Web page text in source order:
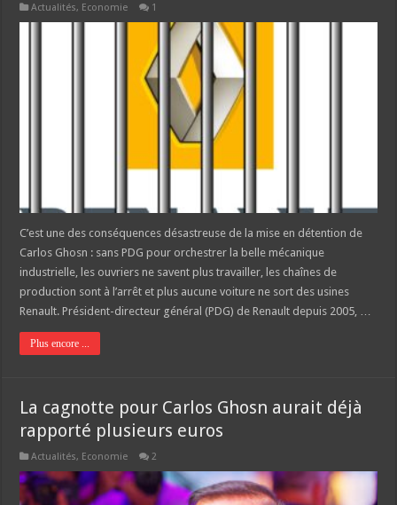
Actualités, Economie 1
C’est une des conséquences désastreuse de la mise en détention de
Carlos Ghosn : sans PDG pour orchestrer la belle mécanique
industrielle, les ouvriers ne savent plus travailler, les chaînes de
production sont à l’arrêt et plus aucune voiture ne sort des usines
Renault. Président-directeur général (PDG) de Renault depuis 2005, …
Plus encore ...
La cagnotte pour Carlos Ghosn aurait déjà
rapporté plusieurs euros
Actualités, Economie 2